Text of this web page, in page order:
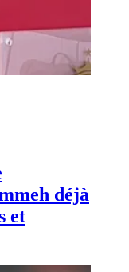
déjà
et